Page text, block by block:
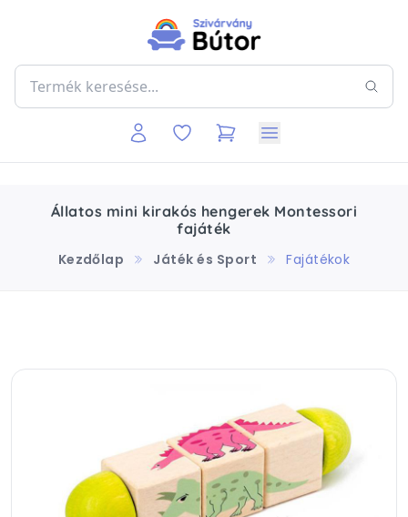
Állatos mini kirakós hengerek Montessori
fajáték
Kezdőlap
Játék és Sport Fajátékok